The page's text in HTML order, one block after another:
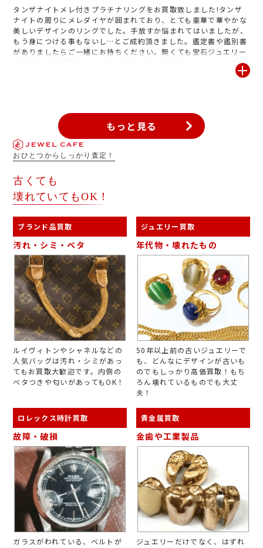
タンザナイトメレ付きプラチナリングをお買取致しました!タンザ
ナイトの周りにメレダイヤが囲まれており、とても豪華で華やかな
美しいデザインのリングでした。手放すか悩まれてはいましたが、
もう身につける事もないし…とご成約頂きました。鑑定書や鑑別書
がありましたらご一緒にお持ちください。無くても宝石ジュエリー
本体のみのお買取も行っておりますので、使わないジュエリーなど
ございましたら是非一度ジュエルカフェイオンタウン菰野店にお越
もっと見る
おひとつからしっかり査定！
古くても
壊れていてもOK！
ブランド品買取
汚れ・シミ・ベタ
ルイヴィトンやシャネルなどの
人気バッグは汚れ・シミがあっ
てもお買取大歓迎です。内側の
ベタつきや匂いがあってもOK！
ジュエリー買取
年代物・壊れたもの
50年以上前の古いジュエリーで
も、どんなにデザインが古いも
のでもしっかり高価買取！もち
ろん壊れているものでも大丈
夫！
ロレックス時計買取
故障・破損
ガラスがわれている、ベルトが
貴金属買取
金歯や工業製品
ジュエリーだけでなく、はずれ